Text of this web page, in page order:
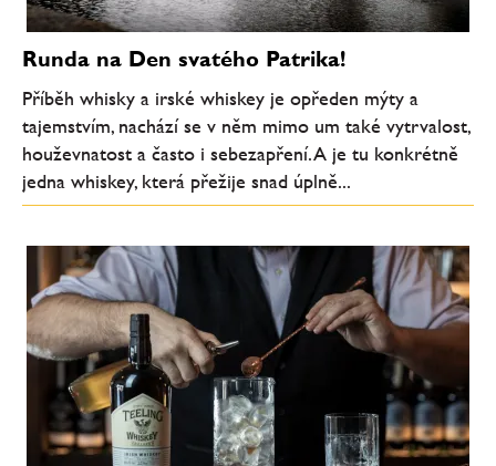
Runda na Den svatého Patrika!
Příběh whisky a irské whiskey je opředen mýty a
tajemstvím, nachází se v něm mimo um také vytrvalost,
houževnatost a často i sebezapření. A je tu konkrétně
jedna whiskey, která přežije snad úplně...